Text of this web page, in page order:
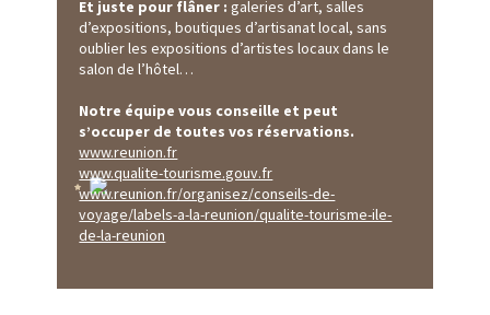
autres sites authentiques;
Visite de l'île et ses villages créoles;
Randonnées à pied;
Randonnées à cheval, en VTT et en 4x4;
situés respectivement à 10, 20 et 35 mn de l’hôtel)
Escalade;
Survol de l'île en hélicoptère ou en ULM;
Parapente et deltaplane, parachutisme…
Et juste pour flâner : galeries d’art, salles
d’expositions, boutiques d’artisanat local, sans
oublier les expositions d’artistes locaux dans le
salon de l’hôtel…
Notre équipe vous conseille et peut
s’occuper de toutes vos réservations.
www.reunion.fr
www.qualite-tourisme.gouv.fr
www.reunion.fr/organisez/conseils-de-
voyage/labels-a-la-reunion/qualite-tourisme-ile-
de-la-reunion